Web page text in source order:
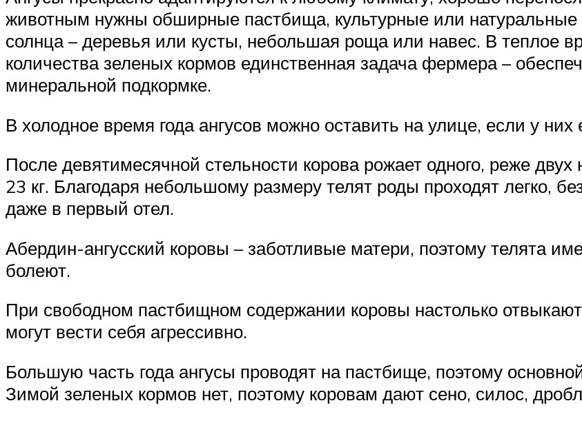
животным нужны обширные пастбища, культурные или натуральные
солнца – деревья или кусты, небольшая роща или навес. В теплое
количества зеленых кормов единственная задача фермера –
минеральной подкормке.
В холодное время года ангусов можно оставить на улице, если у них
После девятимесячной стельности корова рожает одного, реже
23 кг. Благодаря небольшому размеру телят роды проходят легко,
даже в первый отел.
Абердин-ангусский коровы – заботливые матери, поэтому телята
болеют.
При свободном пастбищном содержании коровы настолько
могут вести себя агрессивно.
Большую часть года ангусы проводят на пастбище, поэтому
Зимой зеленых кормов нет, поэтому коровам дают сено, силос,